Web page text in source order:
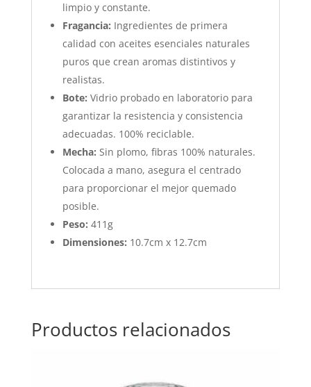
limpio y constante.
Fragancia: Ingredientes de primera
calidad con aceites esenciales naturales
puros que crean aromas distintivos y
realistas.
Bote: Vidrio probado en laboratorio para
garantizar la resistencia y consistencia
adecuadas. 100% reciclable.
Mecha: Sin plomo, fibras 100% naturales.
Colocada a mano, asegura el centrado
para proporcionar el mejor quemado
posible.
Peso: 411g
Dimensiones: 10.7cm x 12.7cm
Productos relacionados